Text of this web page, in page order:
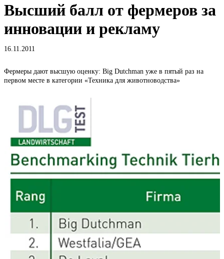
Высший балл от фермеров за
инновации и рекламу
16.11.2011
Фермеры дают высшую оценку: Big Dutchman уже в пятый раз на
первом месте в категории «Техника для животноводства»